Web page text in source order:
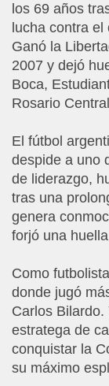
los 69 años
lucha contra el
Ganó la
2007 y dejó
Boca,
Rosario
El fútbol
despide a uno
de liderazgo,
tras una
genera
forjó una
Como
donde jugó
Carlos
estratega de
conquistar la
su máximo